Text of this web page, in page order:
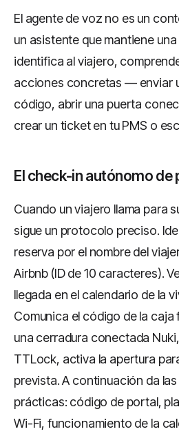
El agente de voz no es un
un asistente que mantiene
identifica al viajero,
acciones concretas — enviar
código, abrir una puerta
crear un ticket en tu PMS o
El check-in autónomo de
Cuando un viajero llama para
sigue un protocolo preciso.
reserva por el nombre del
Airbnb (ID de 10 caracteres).
llegada en el calendario de la
Comunica el código de la caja
una cerradura conectada
TTLock, activa la apertura
prevista. A continuación da
prácticas: código de portal,
Wi-Fi, funcionamiento de la